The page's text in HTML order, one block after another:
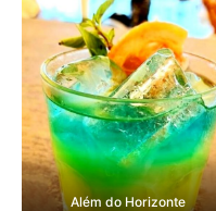
Além do Horizonte